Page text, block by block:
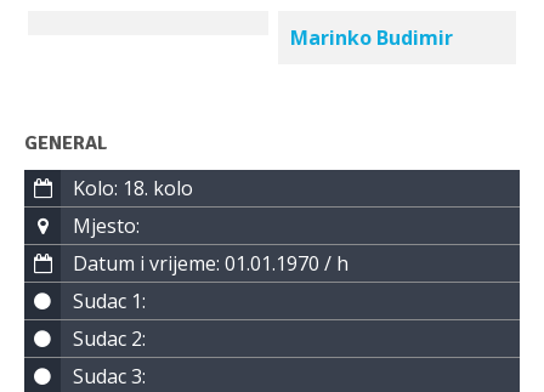
Marinko Budimir
GENERAL
Kolo: 18. kolo
Mjesto:
Datum i vrijeme: 01.01.1970 / h
Sudac 1:
Sudac 2:
Sudac 3: